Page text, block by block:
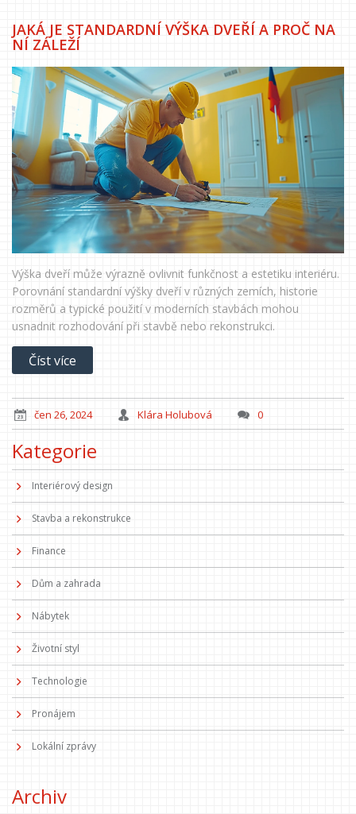
JAKÁ JE STANDARDNÍ VÝŠKA DVEŘÍ A PROČ NA
NÍ ZÁLEŽÍ
Výška dveří může výrazně ovlivnit funkčnost a estetiku interiéru.
Porovnání standardní výšky dveří v různých zemích, historie
rozměrů a typické použití v moderních stavbách mohou
usnadnit rozhodování při stavbě nebo rekonstrukci.
Číst více
čen 26, 2024 Klára Holubová 0
Kategorie
Interiérový design
Stavba a rekonstrukce
Finance
Dům a zahrada
Nábytek
Životní styl
Technologie
Pronájem
Lokální zprávy
Archiv